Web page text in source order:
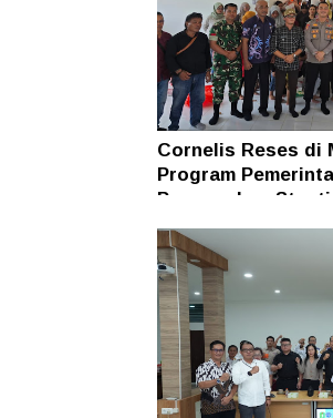
Cornelis Reses di
Program
Pencegahan